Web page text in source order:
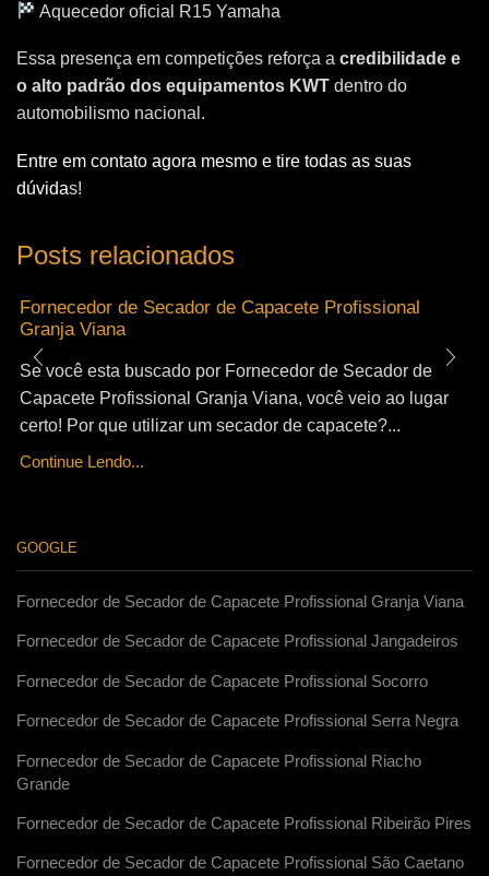
Aquecedor oficial R15 Yamaha
Essa presença em competições reforça a credibilidade e
o alto padrão dos equipamentos KWT dentro do
automobilismo nacional.
Entre em contato agora mesmo e tire todas as suas
dúvidas!
Posts relacionados
Fornecedor de Secador de Capacete Profissional
Granja Viana
Se você esta buscado por Fornecedor de Secador de
Capacete Profissional Granja Viana, você veio ao lugar
certo! Por que utilizar um secador de capacete?...
Continue Lendo...
GOOGLE
Fornecedor de Secador de Capacete Profissional Granja Viana
Fornecedor de Secador de Capacete Profissional Jangadeiros
Fornecedor de Secador de Capacete Profissional Socorro
Fornecedor de Secador de Capacete Profissional Serra Negra
Fornecedor de Secador de Capacete Profissional Riacho
Grande
Fornecedor de Secador de Capacete Profissional Ribeirão Pires
Fornecedor de Secador de Capacete Profissional São Caetano